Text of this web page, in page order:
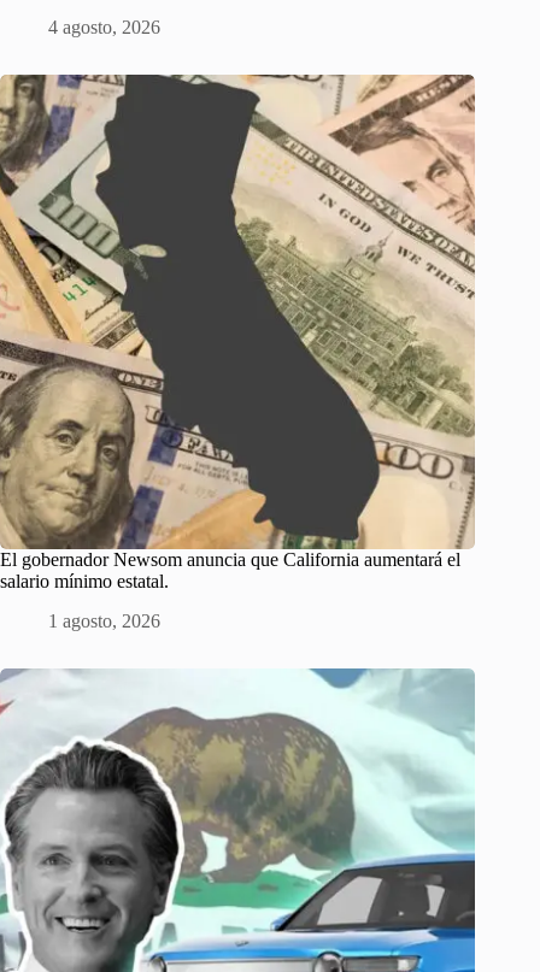
4 agosto, 2026
El gobernador Newsom anuncia que California aumentará el
salario mínimo estatal.
1 agosto, 2026